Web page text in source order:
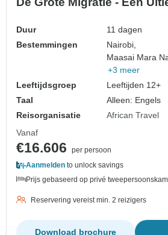
Duur
11 dagen
Bestemmingen
Nairobi,
Maasai Mara
+3 meer
Leeftijdsgroep
Leeftijden 12+
Taal
Alleen: Engels
Reisorganisatie
African Travel
Vanaf
€16.606
per persoon
Aanmelden to unlock savings
Prijs gebaseerd op privé
Reservering vereist min. 2 reizigers
Download brochure